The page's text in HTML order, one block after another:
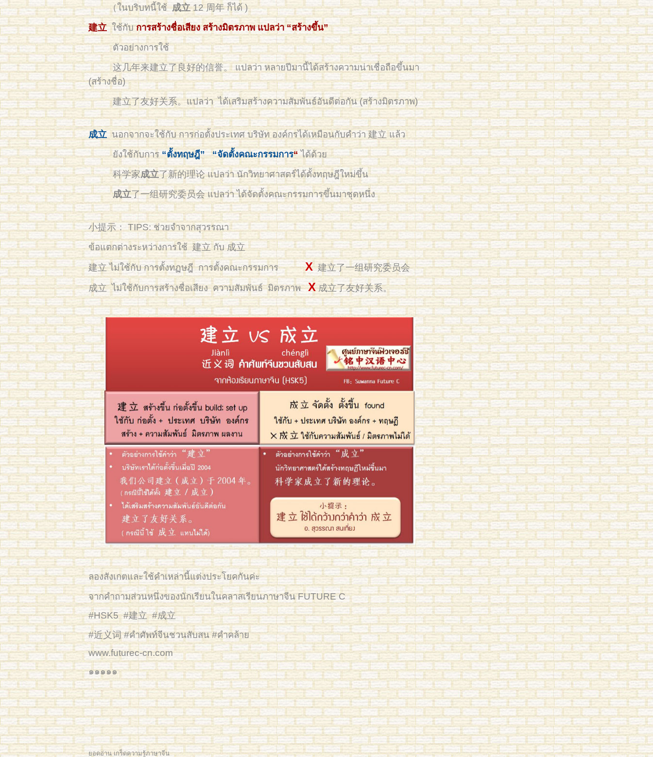
（ในบริบทนี้ใช้成立12 周年 ก็ได้ )
建立ใช้กับการสร้างชื่อเสียง สร้างมิตรภาพ แปลว่า “สร้างขึ้น”
ตัวอย่างการใช้
这几年来建立了良好的信誉。 แปลว่า หลายปีมานี้ได้สร้างความน่าเชื่อถือขึ้นมา
(สร้างชื่อ)
建立了友好关系。แปลว่า ได้เสริมสร้างความสัมพันธ์อันดีต่อกัน (สร้างมิตรภาพ)
成立 นอกจากจะใช้กับ การก่อตั้งประเทศ บริษัท องค์กรได้เหมือนกับคำว่า 建立 แล้ว
ยังใช้กับการ “ตั้งทฤษฎี” “จัดตั้งคณะกรรมการ“ได้ด้วย
科学家成立了新的理论 แปลว่า นักวิทยาศาสตร์ได้ตั้งทฤษฎีใหม่ขึ้น
成立了一组研究委员会 แปลว่า ได้จัดตั้งคณะกรรมการขึ้นมาชุดหนึ่ง
小提示： TIPS: ช่วยจำจากสุวรรณา
ข้อแตกต่างระหว่างการใช้ 建立 กับ 成立
建立 ไม่ใช้กับ การตั้งทฏษฎี การตั้งคณะกรรมการX建立了一组研究委员会
成立 ไม่ใช้กับการสร้างชื่อเสียง ความสัมพันธ์ มิตรภาพX成立了友好关系。
ลองสังเกตและใช้คำเหล่านี้แต่งประโยคกันค่ะ
จากคำถามส่วนหนึ่งของนักเรียนในคลาสเรียนภาษาจีน FUTURE C
#HSK5 #建立 #成立
#近义词 #คำศัพท์จีนชวนสับสน #คำคล้าย
www.futurec-cn.com
๑๑๑๑๑
ยอดอ่าน เกร็ดความรู้ภาษาจีน